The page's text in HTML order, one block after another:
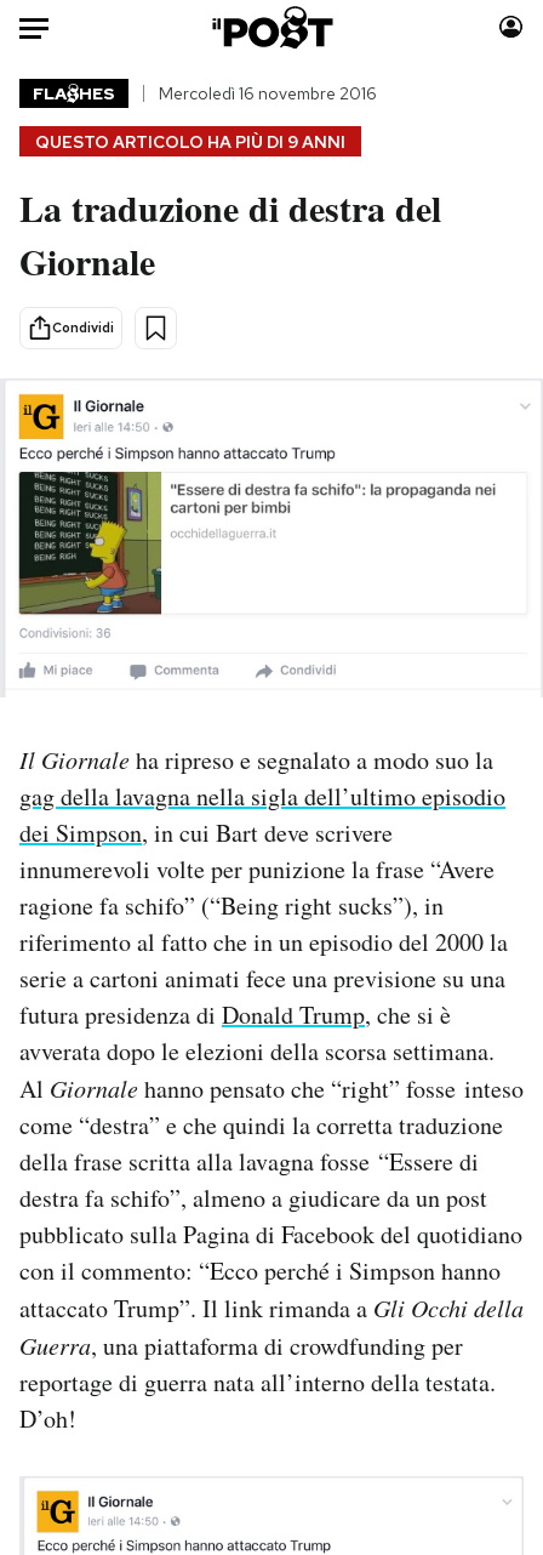
Auto
HOME
Italia
Politica
Tecnologia
Internet
Scienza
Cultura
Economia
Sport
Moda
Media
Altrecose
Mondiali calcio 2026
PODCAST
NEWSLETTER
I MIEI PREFERITI
SHOP
CALENDARIO
AREA PERSONALE
Area Personale
Regala il Post
Hai bisogno di aiuto?
Esci
QUESTO ARTICOLO HA PIÙ DI 9 ANNI
FLA HES Mercoledì 16 novembre 2016
La traduzione di destra del
Giornale
Condividi
Il Giornaleha ripreso e segnalato a modo suo la
gag della lavagna nella sigla dell’ultimo episodio
dei Simpson, in cui Bart deve scrivere
innumerevoli volte per punizione la frase “Avere
ragione fa schifo” (“Being right sucks”), in
riferimento al fatto che in un episodio del 2000 la
serie a cartoni animati fece una previsione su una
futura presidenza di Donald Trump, che si è
avverata dopo le elezioni della scorsa settimana.
Al Giornalehanno pensato che “right” fosse inteso
come “destra” e che quindi la corretta traduzione
della frase scritta alla lavagna fosse “Essere di
destra fa schifo”, almeno a giudicare da un post
pubblicato sulla Pagina di Facebook del quotidiano
con il commento: “Ecco perché i Simpson hanno
attaccato Trump”. Il link rimanda a Gli Occhi della
Guerra, una piattaforma di crowdfunding per
reportage di guerra nata all’interno della testata.
D’oh!